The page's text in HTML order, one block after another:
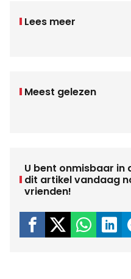
Lees meer
Meest gelezen
U bent onmisbaar in
dit artikel vandaag
vrienden!